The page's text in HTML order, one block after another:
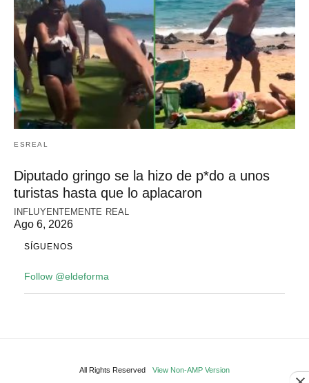
ESREAL
Diputado gringo se la hizo de p*do a unos
turistas hasta que lo aplacaron
INFLUYENTEMENTE REAL
Ago 6, 2026
SÍGUENOS
Follow @eldeforma
All Rights Reserved View Non-AMP Version